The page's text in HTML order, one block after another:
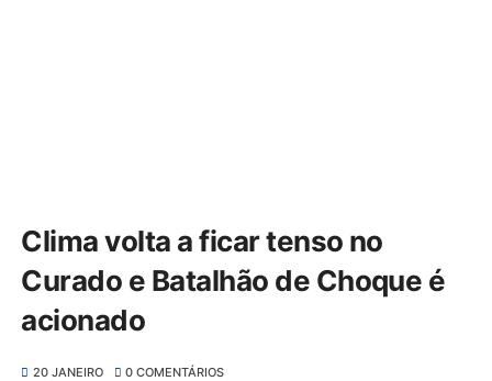
Clima volta a ficar tenso no
Curado e Batalhão de Choque é
acionado
20 JANEIRO 0 COMENTÁRIOS